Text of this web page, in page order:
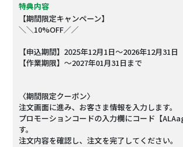
特典内容
【期間限定キャンペーン】
＼＼10%OFF／／
【申込期間】2025年12月1日～2026年12月31日
【作業期限】～2027年01月31日まで
〈期間限定クーポン〉
注文画面に進み、お客さま情報を入力します。
プロモーションコードの入力欄にコード【
す。
注文内容を確認し、注文を完了してください。